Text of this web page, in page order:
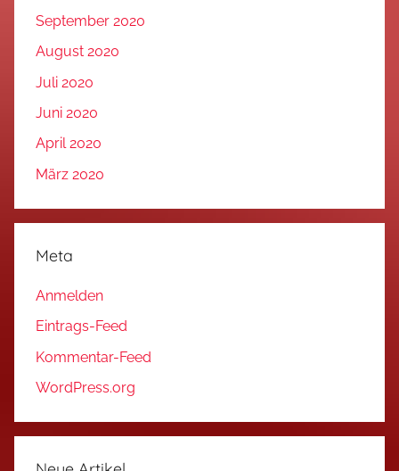
September 2020
August 2020
Juli 2020
Juni 2020
April 2020
März 2020
Meta
Anmelden
Eintrags-Feed
Kommentar-Feed
WordPress.org